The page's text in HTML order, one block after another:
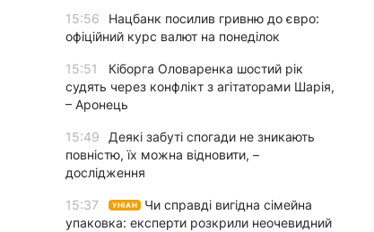
15:56
Нацбанк посилив гривню до євро:
офіційний курс валют на понеділок
15:51
Кіборга Оловаренка шостий рік
судять через конфлікт з агітаторами Шарія,
– Аронець
15:49
Деякі забуті спогади не зникають
повністю, їх можна відновити, –
дослідження
15:37 УНІАН
Чи справді вигідна сімейна
упаковка: експерти розкрили неочевидний